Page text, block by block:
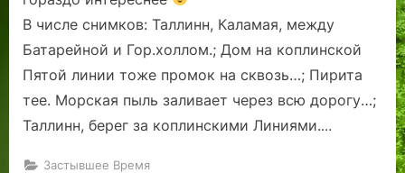
В числе снимков: Таллинн, Каламая, между
Батарейной и Гор.холлом.; Дом на коплинской
Пятой линии тоже промок на сквозь…; Пирита
тее. Морская пыль заливает через всю дорогу…;
Таллинн, берег за коплинскими Линиями.…
Застывшее Время